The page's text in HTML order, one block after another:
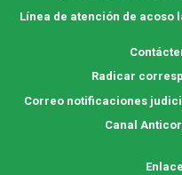
Línea de atención de acoso
Radicar
Correo notificaciones
Canal